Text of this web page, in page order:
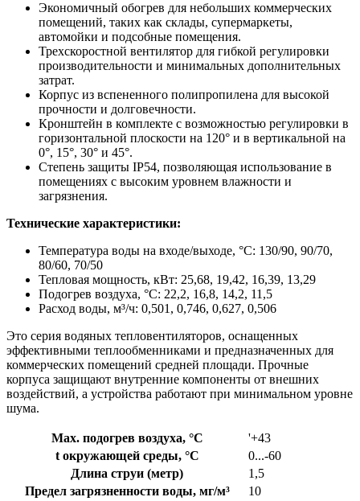
Экономичный обогрев для небольших коммерческих
помещений, таких как склады, супермаркеты,
автомойки и подсобные помещения.
Трехскоростной вентилятор для гибкой регулировки
производительности и минимальных дополнительных
затрат.
Корпус из вспененного полипропилена для высокой
прочности и долговечности.
Кронштейн в комплекте с возможностью регулировки в
горизонтальной плоскости на 120° и в вертикальной на
0°, 15°, 30° и 45°.
Степень защиты IP54, позволяющая использование в
помещениях с высоким уровнем влажности и
загрязнения.
Технические характеристики:
Температура воды на входе/выходе, °С: 130/90, 90/70,
80/60, 70/50
Тепловая мощность, кВт: 25,68, 19,42, 16,39, 13,29
Подогрев воздуха, °С: 22,2, 16,8, 14,2, 11,5
Расход воды, м³/ч: 0,501, 0,746, 0,627, 0,506
Это серия водяных тепловентиляторов, оснащенных
эффективными теплообменниками и предназначенных для
коммерческих помещений средней площади. Прочные
корпуса защищают внутренние компоненты от внешних
воздействий, а устройства работают при минимальном уровне
шума.
Max. подогрев воздуха, °C
'+43
t окружающей среды, °C
0...-60
Длина струи (метр)
1,5
Предел загрязненности воды, мг/м³
10